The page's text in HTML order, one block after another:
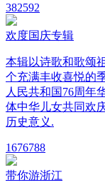
382592
欢度国庆专辑
本辑以诗歌和歌颂
个充满丰收喜悦的
人民共和国76周年
体中华儿女共同欢
历史意义.
1676788
带你游浙江